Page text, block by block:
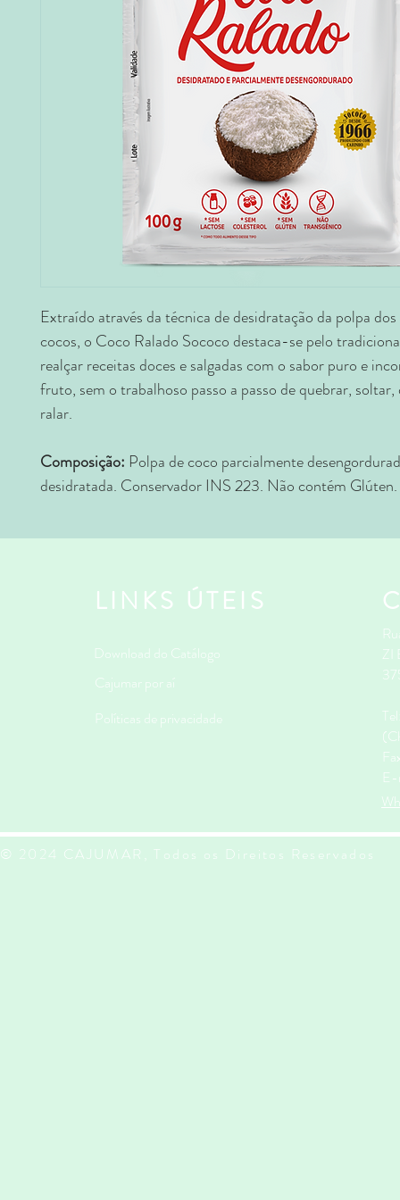
Extraído através da técnica de desidratação da polpa
cocos, o Coco Ralado Sococo destaca-se pelo
realçar receitas doces e salgadas com o sabor puro e
fruto, sem o trabalhoso passo a passo de quebrar, soltar,
ralar.
Composição: Polpa de coco parcialmente
desidratada. Conservador INS 223. Não contém Glúten.
LINKS ÚTEIS
Download do Catálogo
Cajumar por aí
Políticas de privacidade
ZI
© 2024 CAJUMAR, Todos os Direitos Reservados